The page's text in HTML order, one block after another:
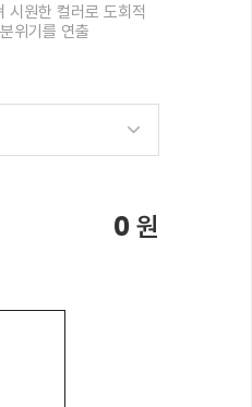
원한 컬러로 도회적
위기를 연출
0원